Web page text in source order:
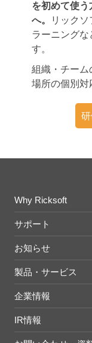
を初めて使
へ。
リック
ラーニングな
す。
組織・チーム
場所の個別対
Why Ricksoft
サポート
お知らせ
製品・サービス
企業情報
IR情報